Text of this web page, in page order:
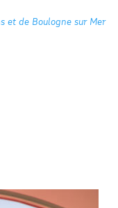
et de Boulogne sur Mer